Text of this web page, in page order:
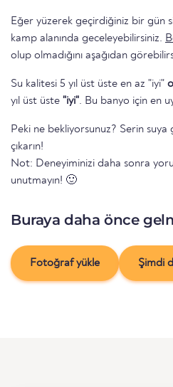
Eğer yüzerek geçirdiğiniz bir gün
kamp alanında geceleyebilirsiniz.
olup olmadığını aşağıdan
Su kalitesi 5 yıl üst üste en az "iyi"
yıl üst üste "iyi". Bu banyo için en
Peki ne bekliyorsunuz? Serin suya
çıkarın!
Not: Deneyiminizi daha sonra
unutmayın! 🙂
Buraya daha önce
Fotoğraf yükle Şimdi